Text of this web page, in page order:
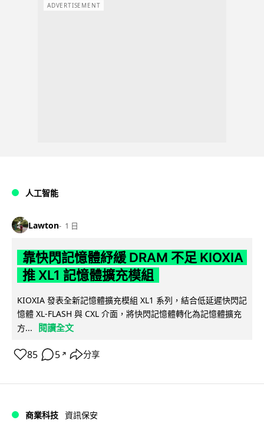
ADVERTISEMENT
人工智能
Lawton 1 日
靠快閃記憶體紓緩 DRAM 不足 KIOXIA
推 XL1 記憶體擴充模組
KIOXIA 發表全新記憶體擴充模組 XL1 系列，結合低延遲快閃記
憶體 XL-FLASH 與 CXL 介面，將快閃記憶體轉化為記憶體擴充
方...
閱讀全文
85 5 ↗ 分享
商業科技 資訊保安